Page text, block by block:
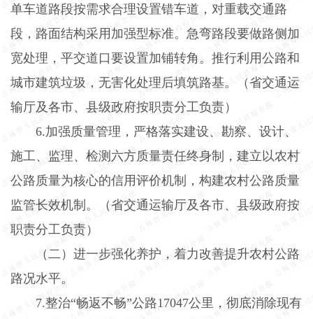
单车道路段按需求合理设置错车道，对重载交通路
段，路面结构采用加强型标准。急弯路段要做路侧加
宽处理，平交道口要设置加铺转角。推行利用公路和
城市建筑垃圾，无害化处理后填筑路基。（省交通运
输厅及各市、县级政府按职责分工负责）
6.加强质量管理，严格落实建设、勘察、设计、
施工、监理、检测六方质量责任终身制，建立以农村
公路质量为核心的信用评价机制，构建农村公路质量
监管长效机制。（省交通运输厅及各市、县级政府按
职责分工负责）
（二）进一步强化养护，着力改善提升农村公路
路况水平。
7.整治“畅返不畅”公路17047公里，彻底消除现有